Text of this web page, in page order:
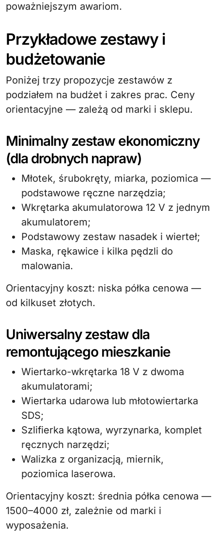
poważniejszym awariom.
Przykładowe zestawy i
budżetowanie
Poniżej trzy propozycje zestawów z
podziałem na budżet i zakres prac. Ceny
orientacyjne — zależą od marki i sklepu.
Minimalny zestaw ekonomiczny
(dla drobnych napraw)
Młotek, śrubokręty, miarka, poziomica —
podstawowe ręczne narzędzia;
Wkrętarka akumulatorowa 12 V z jednym
akumulatorem;
Podstawowy zestaw nasadek i wierteł;
Maska, rękawice i kilka pędzli do
malowania.
Orientacyjny koszt: niska półka cenowa —
od kilkuset złotych.
Uniwersalny zestaw dla
remontującego mieszkanie
Wiertarko-wkrętarka 18 V z dwoma
akumulatorami;
Wiertarka udarowa lub młotowiertarka
SDS;
Szlifierka kątowa, wyrzynarka, komplet
ręcznych narzędzi;
Walizka z organizacją, miernik,
poziomica laserowa.
Orientacyjny koszt: średnia półka cenowa —
1500–4000 zł, zależnie od marki i
wyposażenia.